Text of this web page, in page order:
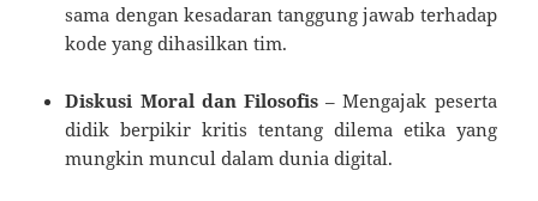
sama dengan kesadaran tanggung jawab terhadap
kode yang dihasilkan tim.
Diskusi Moral dan Filosofis – Mengajak peserta
didik berpikir kritis tentang dilema etika yang
mungkin muncul dalam dunia digital.